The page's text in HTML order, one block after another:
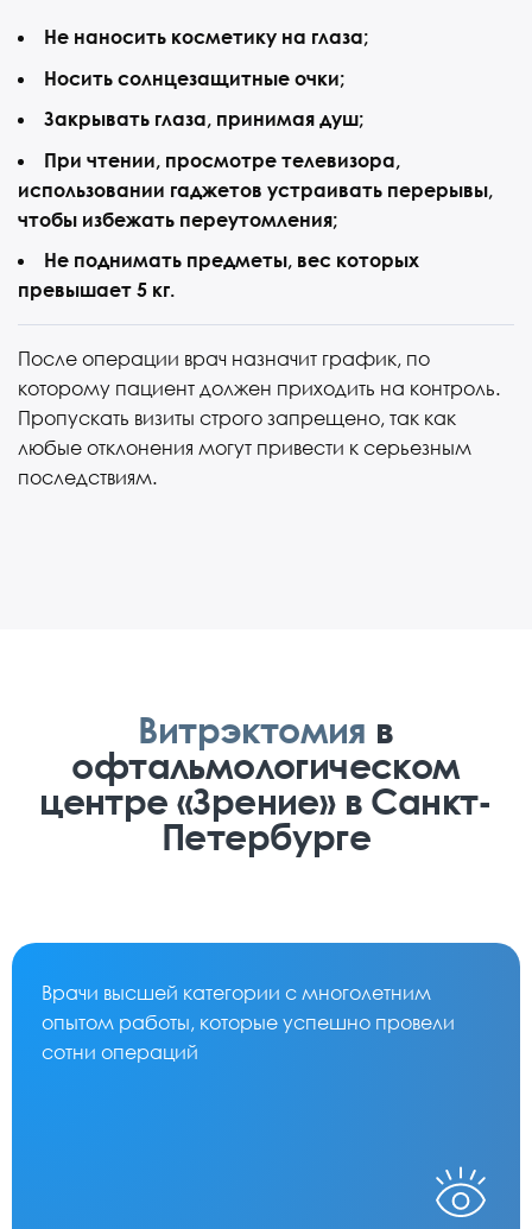
Не наносить косметику на глаза;
Носить солнцезащитные очки;
Закрывать глаза, принимая душ;
При чтении, просмотре телевизора,
использовании гаджетов устраивать перерывы,
чтобы избежать переутомления;
Не поднимать предметы, вес которых
превышает 5 кг.
После операции врач назначит график, по
которому пациент должен приходить на контроль.
Пропускать визиты строго запрещено, так как
любые отклонения могут привести к серьезным
последствиям.
Витрэктомия в
офтальмологическом
центре «Зрение» в Санкт-
Петербурге
Врачи высшей категории с многолетним
опытом работы, которые успешно провели
сотни операций